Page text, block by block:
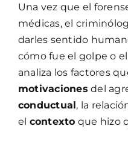
Una vez que el
médicas, el
darles sentido
cómo fue el golpe o
analiza los factores
motivaciones del
conductual, la
el contexto que hizo